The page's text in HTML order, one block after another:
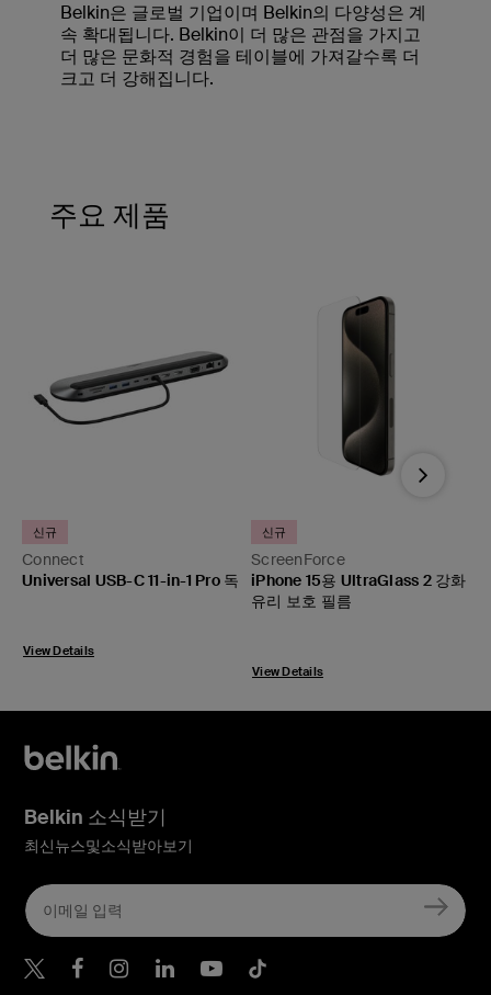
Belkin은 글로벌 기업이며 Belkin의 다양성은 계
속 확대됩니다. Belkin이 더 많은 관점을 가지고
더 많은 문화적 경험을 테이블에 가져갈수록 더
크고 더 강해집니다.
주요 제품
Connect
신규
Universal USB-C 11-in-1 Pro 독
View Details
ScreenForce
신규
iPhone 15용 UltraGlass 2 강화
유리 보호 필름
View Details
Next
Belkin 소식받기
최신뉴스및소식받아보기
Belkin Twitter